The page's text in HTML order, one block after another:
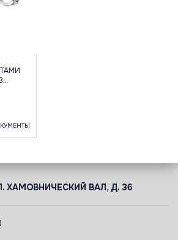
ХАМОВНИЧЕСКИЙ ВАЛ, Д. 36